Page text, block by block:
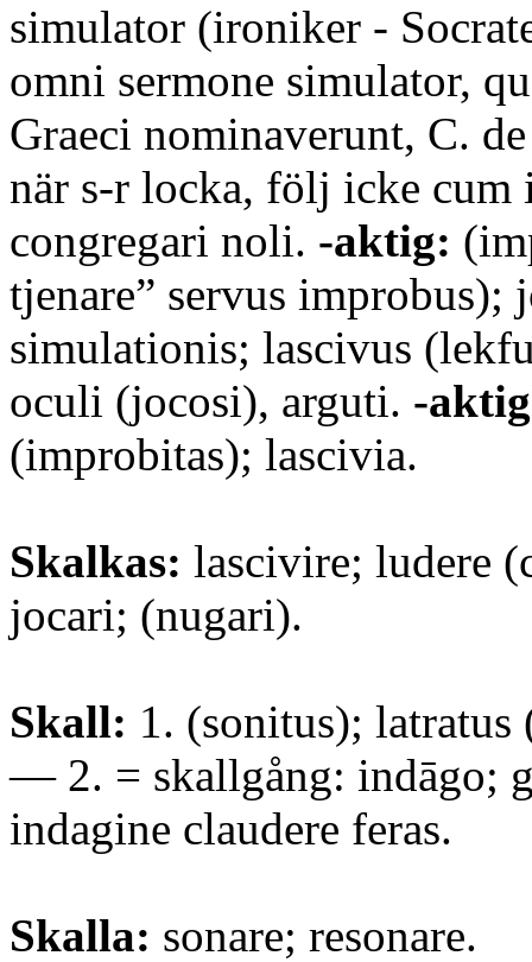
simulator (ironiker -
omni sermone simulator,
Graeci nominaverunt, C.
när s-r locka, följ icke cum
congregari noli. -aktig:
tjenare” servus improbus);
simulationis; lascivus
oculi (jocosi), arguti. -
(improbitas); lascivia.
Skalkas: lascivire; ludere
jocari; (nugari).
Skall: 1. (sonitus); latratus
— 2. = skallgång: indāgo;
indagine claudere feras.
Skalla: sonare; resonare.